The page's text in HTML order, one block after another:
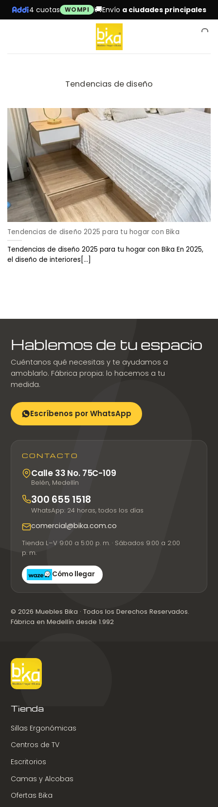
Skip
to
4 cuotas WOMPI 🚚Envío a ciudades principales
Tendencias de diseño
Tendencias de diseño 2025 para tu hogar con Bika
Tendencias de diseño 2025 para tu hogar con Bika En 2025,
el diseño de interiores[...]
Hablemos de tu espacio
Cuéntanos qué necesitas y te ayudamos a
amoblarlo. Fábrica propia: lo hacemos a tu
medida.
Escríbenos por WhatsApp
CONTACTO
Calle 33 No. 75C-109
Belén, Medellín
300 655 1518
WhatsApp: 24 horas, todos los días
comercial@bika.com.co
Tienda L–V 9:00 a 5:00 p. m. · Sábados 9:00 a 2:00
p. m.
Cómo llegar
© 2026 Muebles Bika · Todos los Derechos Reservados.
Fábrica en Medellín desde 1.992
Tienda
Sillas Ergonómicas
Centros de TV
Escritorios
Camas y Alcobas
Ofertas Bika